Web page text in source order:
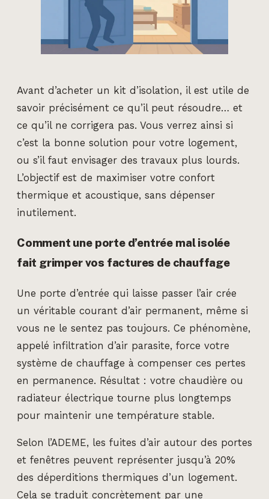
Avant d’acheter un kit d’isolation, il est utile de
savoir précisément ce qu’il peut résoudre… et
ce qu’il ne corrigera pas. Vous verrez ainsi si
c’est la bonne solution pour votre logement,
ou s’il faut envisager des travaux plus lourds.
L’objectif est de maximiser votre confort
thermique et acoustique, sans dépenser
inutilement.
Comment une porte d’entrée mal isolée
fait grimper vos factures de chauffage
Une porte d’entrée qui laisse passer l’air crée
un véritable courant d’air permanent, même si
vous ne le sentez pas toujours. Ce phénomène,
appelé infiltration d’air parasite, force votre
système de chauffage à compenser ces pertes
en permanence. Résultat : votre chaudière ou
radiateur électrique tourne plus longtemps
pour maintenir une température stable.
Selon l’ADEME, les fuites d’air autour des portes
et fenêtres peuvent représenter jusqu’à 20%
des déperditions thermiques d’un logement.
Cela se traduit concrètement par une